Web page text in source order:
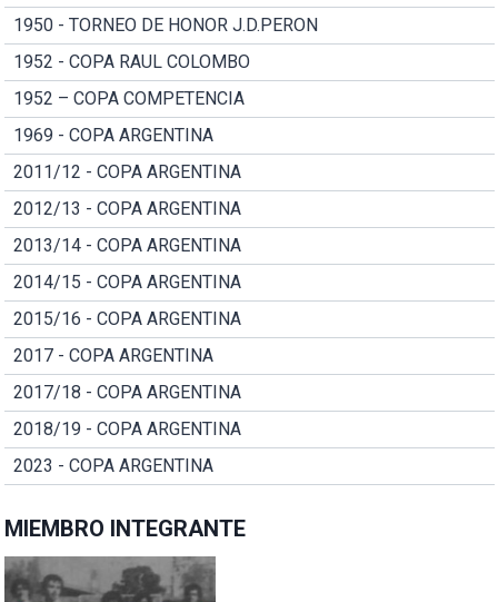
1950 - TORNEO DE HONOR J.D.PERON
1952 - COPA RAUL COLOMBO
1952 – COPA COMPETENCIA
1969 - COPA ARGENTINA
2011/12 - COPA ARGENTINA
2012/13 - COPA ARGENTINA
2013/14 - COPA ARGENTINA
2014/15 - COPA ARGENTINA
2015/16 - COPA ARGENTINA
2017 - COPA ARGENTINA
2017/18 - COPA ARGENTINA
2018/19 - COPA ARGENTINA
2023 - COPA ARGENTINA
MIEMBRO INTEGRANTE